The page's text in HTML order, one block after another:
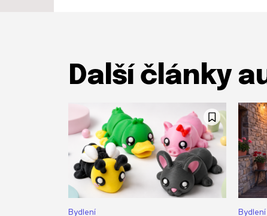
Další články
Bydlení Bydlení